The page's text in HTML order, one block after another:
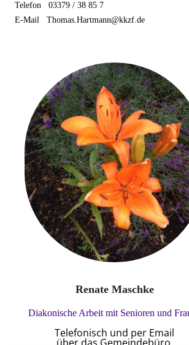
Telefon 03379 / 38 85 7
E-Mail Thomas.Hartmann@kkzf.de
Renate Maschke
Diakonische Arbeit mit Senioren und
Telefonisch und per Email
über das Gemeindebüro